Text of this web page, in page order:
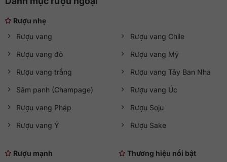
Rượu nhẹ
Rượu vang
Rượu vang đỏ
Rượu vang trắng
Sâm panh (Champage)
Rượu vang Pháp
Rượu vang Ý
Rượu vang Chile
Rượu vang Mỹ
Rượu vang Tây Ban Nha
Rượu vang Úc
Rượu Soju
Rượu Sake
Rượu mạnh
Thương hiệu nổi bật